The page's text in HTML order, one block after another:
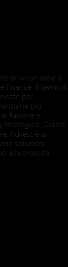
con sede a
finance. Il team di
per
più
fusione e
strategico. Grazie
Advest è un
soluzioni
alla crescita